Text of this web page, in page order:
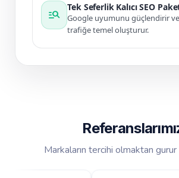
manage_search
Tek Seferlik Kalıcı SEO
Google uyumunu güçlendirir
trafiğe temel oluşturur.
Markaların tercihi olmaktan